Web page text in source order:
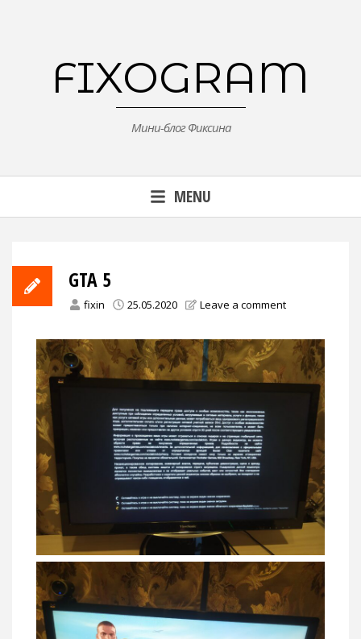
FIXOGRAM
Мини-блог Фиксина
MENU
GTA 5
fixin 25.05.2020 Leave a comment